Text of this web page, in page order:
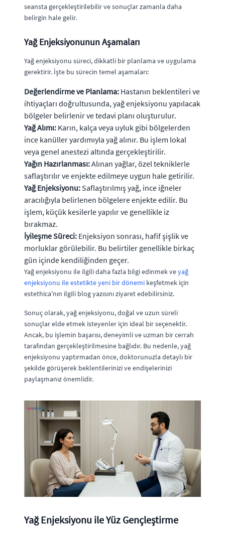
seansta gerçekleştirilebilir ve sonuçlar zamanla daha
belirgin hale gelir.
Yağ Enjeksiyonunun Aşamaları
Yağ enjeksiyonu süreci, dikkatli bir planlama ve uygulama
gerektirir. İşte bu sürecin temel aşamaları:
Değerlendirme ve Planlama: Hastanın beklentileri ve
ihtiyaçları doğrultusunda, yağ enjeksiyonu yapılacak
bölgeler belirlenir ve tedavi planı oluşturulur.
Yağ Alımı: Karın, kalça veya uyluk gibi bölgelerden
ince kanüller yardımıyla yağ alınır. Bu işlem lokal
veya genel anestezi altında gerçekleştirilir.
Yağın Hazırlanması:Alınan yağlar, özel tekniklerle
saflaştırılır ve enjekte edilmeye uygun hale getirilir.
Yağ Enjeksiyonu: Saflaştırılmış yağ, ince iğneler
aracılığıyla belirlenen bölgelere enjekte edilir. Bu
işlem, küçük kesilerle yapılır ve genellikle iz
bırakmaz.
İyileşme Süreci: Enjeksiyon sonrası, hafif şişlik ve
morluklar görülebilir. Bu belirtiler genellikle birkaç
gün içinde kendiliğinden geçer.
Yağ enjeksiyonu ile ilgili daha fazla bilgi edinmek veyağ
enjeksiyonu ile estetikte yeni bir dönemi keşfetmek için
estethica'nın ilgili blog yazısını ziyaret edebilirsiniz.
Sonuç olarak, yağ enjeksiyonu, doğal ve uzun süreli
sonuçlar elde etmek isteyenler için ideal bir seçenektir.
Ancak, bu işlemin başarısı, deneyimli ve uzman bir cerrah
tarafından gerçekleştirilmesine bağlıdır. Bu nedenle, yağ
enjeksiyonu yaptırmadan önce, doktorunuzla detaylı bir
şekilde görüşerek beklentilerinizi ve endişelerinizi
paylaşmanız önemlidir.
Yağ Enjeksiyonu ile Yüz Gençleştirme